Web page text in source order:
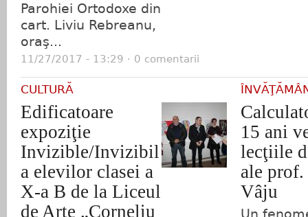
Parohiei Ortodoxe din
cart. Liviu Rebreanu,
oraş...
11/27/2017 - 13:29 · 0 comentarii
CULTURĂ
Edificatoare
expoziţie
Invizible/Invizibil
a elevilor clasei a
X-a B de la Liceul
de Arte „Corneliu
15 ani
lecţiile
ale prof.
Vâju
Un